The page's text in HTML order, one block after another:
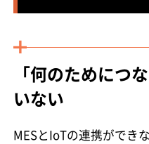
「何のためにつ
いない
MESとIoTの連携ができ